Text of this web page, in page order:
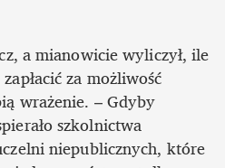
a mianowicie wyliczył, ile
za możliwość
wrażenie. ­– Gdyby
szkolnictwa
niepublicznych, które